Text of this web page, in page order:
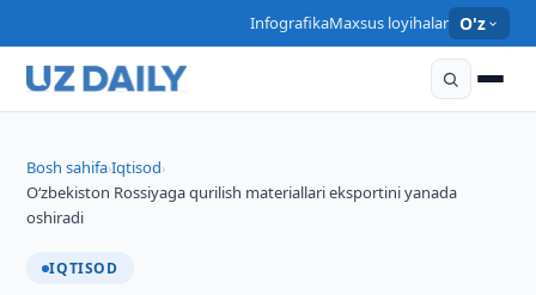
InfografikaMaxsus loyihalar O'z
Bosh sahifa›Iqtisod›
O‘zbekiston Rossiyaga qurilish materiallari eksportini yanada
oshiradi
IQTISOD